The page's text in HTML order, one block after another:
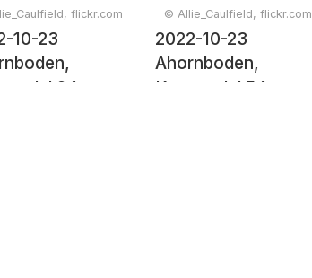
flickr.com
10-23
24
© Allie_Caulfield, flickr.com
2022-10-23
Ahornboden,
Karwendel 54